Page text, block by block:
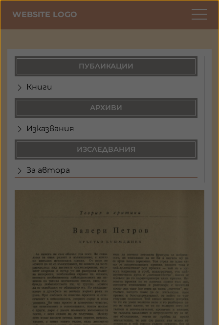
WEBSITE LOGO
ПУБЛИКАЦИИ
Книги
АРХИВИ
Изказвания
ИЗСЛЕДВАНИЯ
За автора
Пламък
1962
№ 3
54 - 63 стр.
Държател: Институт за
литература - БАН